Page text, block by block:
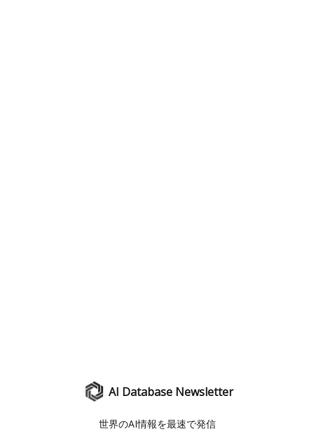
AI Database Newsletter
世界のAI情報を最速で発信